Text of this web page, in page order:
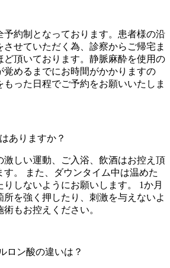
予約制となっております。患者様の沿
させていただく為、診察からご帰宅ま
ど頂いております。静脈麻酔を使用の
覚めるまでにお時間がかかりますの
もった日程でご予約をお願いいたしま
ありますか？
激しい運動、ご入浴、飲酒はお控え頂
す。 また、ダウンタイム中は温めた
りしないようにお願いします。 1か月
所を強く押したり、刺激を与えないよ
術もお控えください。
ロン酸の違いは？